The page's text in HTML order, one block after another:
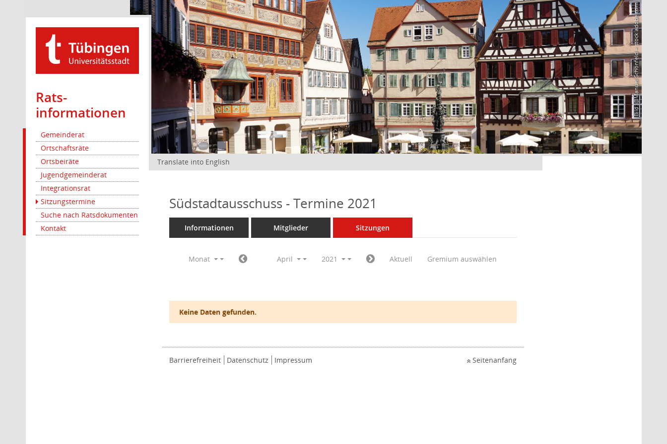
Rats­
informationen
Gemeinderat
Ortschaftsräte
Ortsbeiräte
Jugendgemeinderat
Integrationsrat
Sitzungstermine
Suche nach Ratsdokumenten
Kontakt
Bild: @Manuel Schönfeld – stock.adobe.com
Translate into English
Südstadtausschuss - Termine 2021
Informationen Mitglieder Sitzungen
Monat April 2021 Aktuell Gremium auswählen
Keine Daten gefunden.
Barrierefreiheit Datenschutz Impressum Seitenanfang